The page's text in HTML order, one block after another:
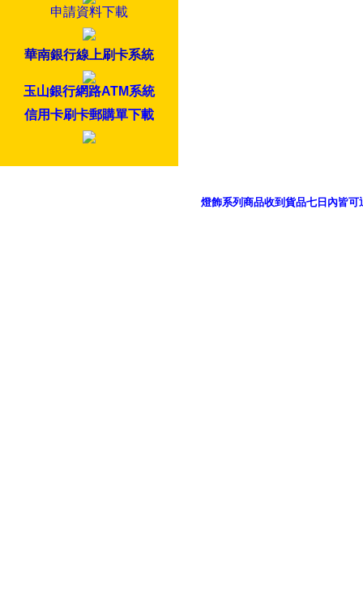
申請資料下載
華南銀行線上刷卡系統
玉山銀行網路ATM系統
信用卡刷卡郵購單下載
燈飾系列商品收到貨品七日內皆